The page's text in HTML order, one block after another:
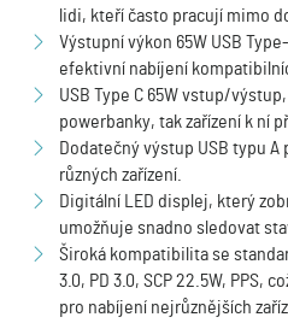
lidi, kteří často pracují mimo
Výstupní výkon 65W USB
efektivní nabíjení
USB Type C 65W vstup/
powerbanky, tak zařízení k ní
Dodatečný výstup USB typu
různých zařízení.
Digitální LED displej, který
umožňuje snadno sledovat
Široká kompatibilita se
3.0, PD 3.0, SCP 22.5W, PPS,
pro nabíjení nejrůznějších